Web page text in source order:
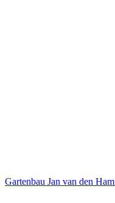
Gartenbau Jan van den Ham